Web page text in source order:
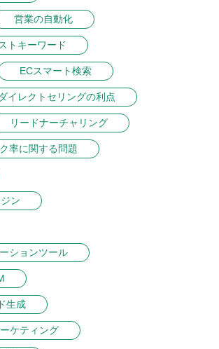
営業の自動化
トキーワード
ECスマート検索
ダイレクトセリングの利点
リードナーチャリング
率に関する問題
ン
ションツール
生成
ケティング